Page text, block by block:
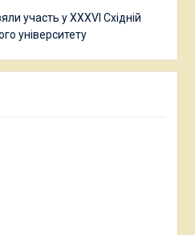
участь у XXXVI Східній
університету